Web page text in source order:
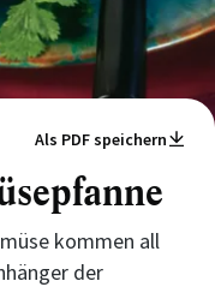
Als PDF speichern
kommen all
der